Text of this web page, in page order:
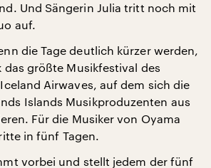
Und Sängerin Julia tritt noch mit
auf.
die Tage deutlich kürzer werden,
das größte Musikfestival des
Airwaves, auf dem sich die
Islands Musikproduzenten aus
Für die Musiker von Oyama
in fünf Tagen.
vorbei und stellt jedem der fünf